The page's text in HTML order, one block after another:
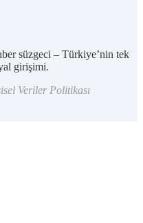
süzgeci – Türkiye’nin tek
girişimi.
Veriler Politikası